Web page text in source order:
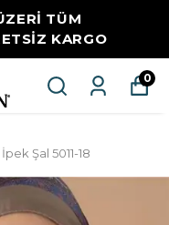
TÜM
KARGO
0
Şal 5011-18